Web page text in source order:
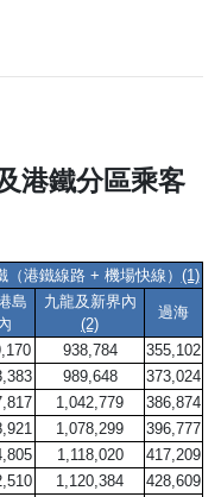
港鐵分區乘客
（港鐵線路 + 機場快線） (1)
島
九龍及新界內
(2)
過海
938,784
355,102
989,648
373,024
1,042,779
386,874
1,078,299
396,777
1,118,020
417,209
1,120,384
428,609